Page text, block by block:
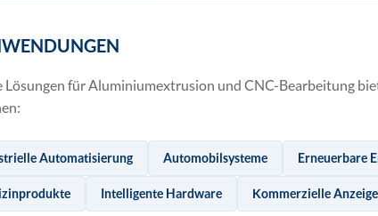
Lösungen für Aluminiumextrusion und CNC-Bearbeitung
Automatisierung Automobilsysteme Erneuerbare
Intelligente Hardware Kommerzielle Anzeige